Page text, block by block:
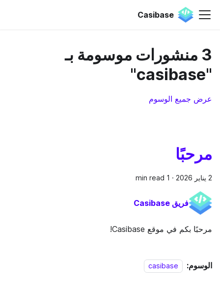
Casibase
3 منشورات موسومة بـ
"casibase"
عرض جميع الوسوم
مرحبًا
2 يناير 2026 ·
1 min read
فريق Casibase
مرحبًا بكم في موقع Casibase!
الوسوم: casibase